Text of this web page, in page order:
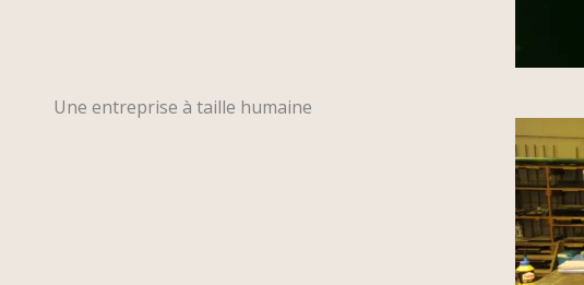
Une entreprise à taille humaine